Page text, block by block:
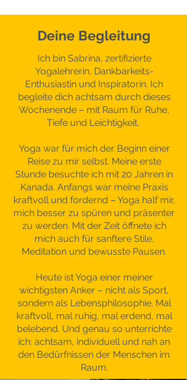
Deine Begleitung
Ich bin Sabrina, zertifizierte
Yogalehrerin, Dankbarkeits-
Enthusiastin und Inspiratorin. Ich
begleite dich achtsam durch dieses
Wochenende – mit Raum für Ruhe,
Tiefe und Leichtigkeit.
Yoga war für mich der Beginn einer
Reise zu mir selbst. Meine erste
Stunde besuchte ich mit 20 Jahren in
Kanada. Anfangs war meine Praxis
kraftvoll und fordernd – Yoga half mir,
mich besser zu spüren und präsenter
zu werden. Mit der Zeit öffnete ich
mich auch für sanftere Stile,
Meditation und bewusste Pausen.
Heute ist Yoga einer meiner
wichtigsten Anker – nicht als Sport,
sondern als Lebensphilosophie. Mal
kraftvoll, mal ruhig, mal erdend, mal
belebend. Und genau so unterrichte
ich: achtsam, individuell und nah an
den Bedürfnissen der Menschen im
Raum.